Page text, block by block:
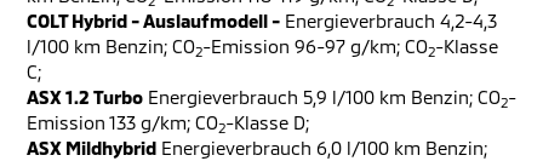
COLT Hybrid - Auslaufmodell - Energieverbrauch 4,2-4,3
l/100 km Benzin; CO2-Emission 96-97 g/km; CO2-Klasse
C;
ASX 1.2 Turbo Energieverbrauch 5,9 l/100 km Benzin; CO2-
Emission 133 g/km; CO2-Klasse D;
ASX Mildhybrid Energieverbrauch 6,0 l/100 km Benzin;